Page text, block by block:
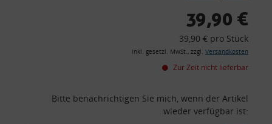
39,90 €
39,90 € pro Stück
inkl. gesetzl. MwSt., zzgl. Versandkosten
Zur Zeit nicht lieferbar
Bitte benachrichtigen Sie mich, wenn der Artikel
wieder verfügbar ist: